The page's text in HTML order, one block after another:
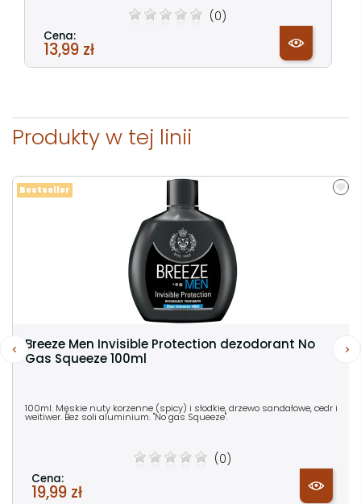
(0)
Cena:
13,99 zł
Produkty w tej linii
Breeze Men Invisible Protection dezodorant No
Gas Squeeze 100ml
100ml. Męskie nuty korzenne (spicy) i słodkie, drzewo sandałowe, cedr i
weitiwer. Bez soli aluminium. "No gas Squeeze".
(0)
Cena:
19,99 zł
Bestseller